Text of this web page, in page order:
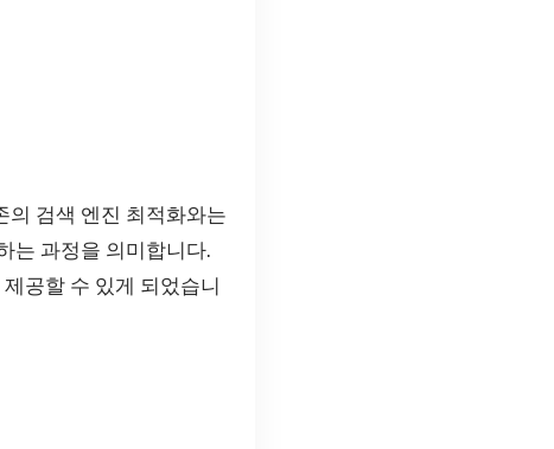
의 검색 엔진 최적화와는
는 과정을 의미합니다.
공할 수 있게 되었습니